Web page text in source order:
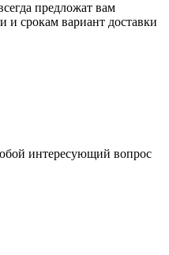
предложат вам
и срокам вариант доставки
интересующий вопрос